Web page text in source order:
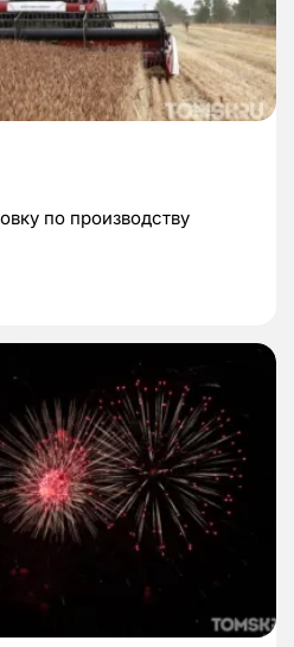
по производству